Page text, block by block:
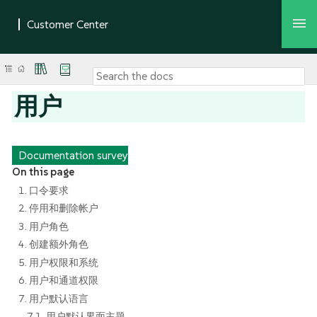
用户
Documentation survey
On this page
1. 口令要求
2. 停用和删除帐户
3. 用户角色
4. 创建额外角色
5. 用户权限和系统
6. 用户和通道权限
7. 用户默认语言